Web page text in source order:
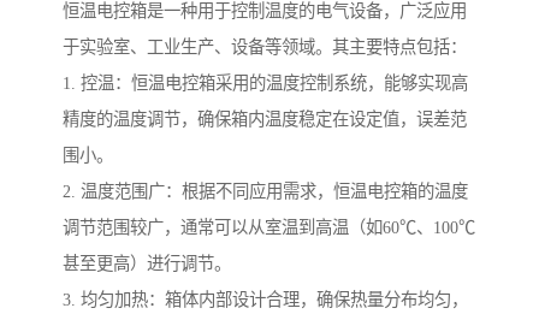
恒温电控箱是一种用于控制温度的电气设备，广泛应用
于实验室、工业生产、设备等领域。其主要特点包括：
1. 控温：恒温电控箱采用的温度控制系统，能够实现高
精度的温度调节，确保箱内温度稳定在设定值，误差范
围小。
2. 温度范围广：根据不同应用需求，恒温电控箱的温度
调节范围较广，通常可以从室温到高温（如60℃、100℃
甚至更高）进行调节。
3. 均匀加热：箱体内部设计合理，确保热量分布均匀，